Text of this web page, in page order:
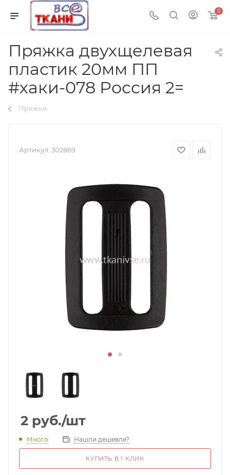
0
Пряжка двухщелевая
пластик 20мм ПП
#хаки-078 Россия 2=
Пряжки
Артикул: 302869
2 руб./шт
Много Нашли дешевле?
КУПИТЬ В 1 КЛИК